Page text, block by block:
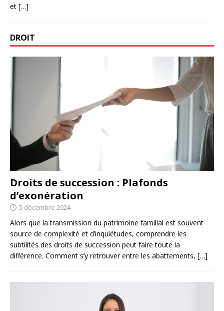
et […]
DROIT
Droits de succession : Plafonds
d’exonération
5 décembre 2024
Alors que la transmission du patrimoine familial est souvent
source de complexité et d’inquiétudes, comprendre les
subtilités des droits de succession peut faire toute la
différence. Comment s’y retrouver entre les abattements, […]